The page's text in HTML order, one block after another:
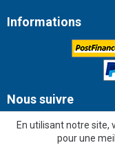
Informations
Nous suivre
Newsletter
En utilisant notre site,
pour une